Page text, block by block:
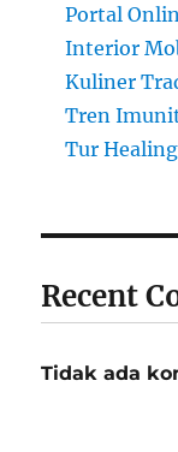
Portal
Interior
Kuliner
Tren
Tur
Recent
Tidak ada